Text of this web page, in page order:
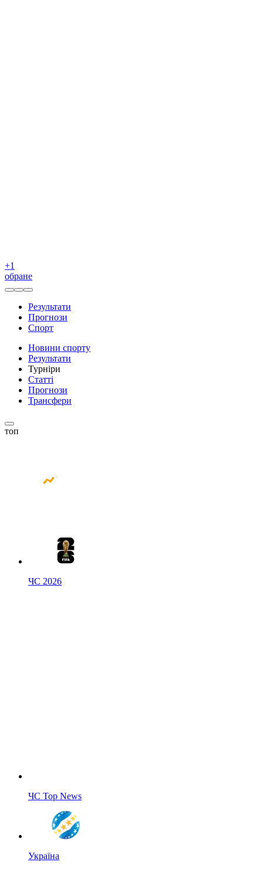
+1
обране
Результати
Прогнози
Спорт
Новини спорту
Результати
Турніри
Статті
Прогнози
Трансфери
топ
ЧС 2026
ЧС Top News
Україна